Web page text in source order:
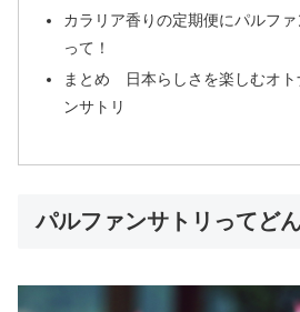
カラリア香りの定期便にパルフ
って！
まとめ 日本らしさを楽しむオト
ンサトリ
パルファンサトリってど